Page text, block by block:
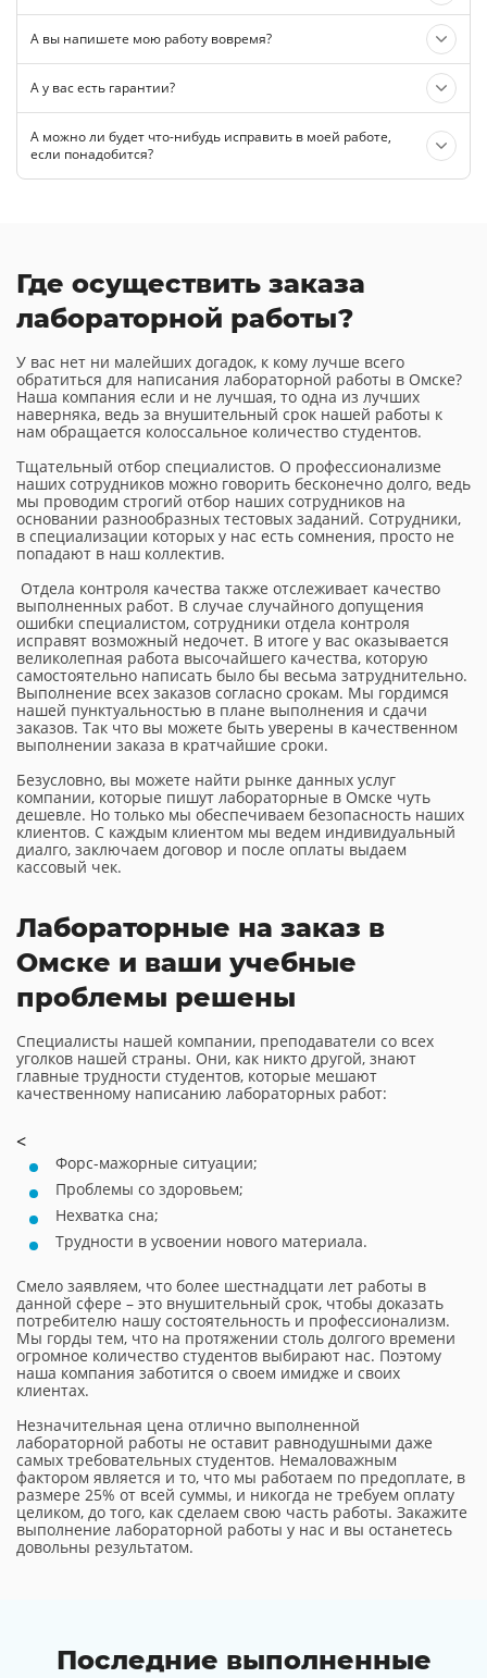
А вы напишете мою работу вовремя?
А у вас есть гарантии?
А можно ли будет что-нибудь исправить в моей работе,
если понадобится?
Где осуществить заказа
лабораторной работы?
У вас нет ни малейших догадок, к кому лучше всего
обратиться для написания лабораторной работы в Омске?
Наша компания если и не лучшая, то одна из лучших
наверняка, ведь за внушительный срок нашей работы к
нам обращается колоссальное количество студентов.
Тщательный отбор специалистов. О профессионализме
наших сотрудников можно говорить бесконечно долго, ведь
мы проводим строгий отбор наших сотрудников на
основании разнообразных тестовых заданий. Сотрудники,
в специализации которых у нас есть сомнения, просто не
попадают в наш коллектив.
Отдела контроля качества также отслеживает качество
выполненных работ. В случае случайного допущения
ошибки специалистом, сотрудники отдела контроля
исправят возможный недочет. В итоге у вас оказывается
великолепная работа высочайшего качества, которую
самостоятельно написать было бы весьма затруднительно.
Выполнение всех заказов согласно срокам. Мы гордимся
нашей пунктуальностью в плане выполнения и сдачи
заказов. Так что вы можете быть уверены в качественном
выполнении заказа в кратчайшие сроки.
Безусловно, вы можете найти рынке данных услуг
компании, которые пишут лабораторные в Омске чуть
дешевле. Но только мы обеспечиваем безопасность наших
клиентов. С каждым клиентом мы ведем индивидуальный
диалго, заключаем договор и после оплаты выдаем
кассовый чек.
Лабораторные на заказ в
Омске и ваши учебные
проблемы решены
Специалисты нашей компании, преподаватели со всех
уголков нашей страны. Они, как никто другой, знают
главные трудности студентов, которые мешают
качественному написанию лабораторных работ:
<
Форс-мажорные ситуации;
Проблемы со здоровьем;
Нехватка сна;
Трудности в усвоении нового материала.
Смело заявляем, что более шестнадцати лет работы в
данной сфере – это внушительный срок, чтобы доказать
потребителю нашу состоятельность и профессионализм.
Мы горды тем, что на протяжении столь долгого времени
огромное количество студентов выбирают нас. Поэтому
наша компания заботится о своем имидже и своих
клиентах.
Незначительная цена отлично выполненной
лабораторной работы не оставит равнодушными даже
самых требовательных студентов. Немаловажным
фактором является и то, что мы работаем по предоплате, в
размере 25% от всей суммы, и никогда не требуем оплату
целиком, до того, как сделаем свою часть работы. Закажите
выполнение лабораторной работы у нас и вы останетесь
довольны результатом.
Последние выполненные